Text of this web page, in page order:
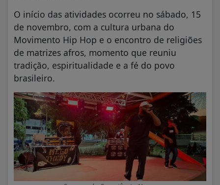
O início das atividades ocorreu no sábado, 15
de novembro, com a cultura urbana do
Movimento Hip Hop e o encontro de religiões
de matrizes afros, momento que reuniu
tradição, espiritualidade e a fé do povo
brasileiro.